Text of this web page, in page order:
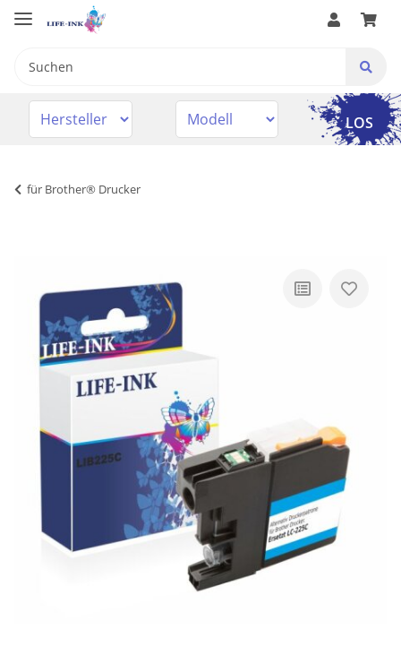
LOS
für Brother® Drucker